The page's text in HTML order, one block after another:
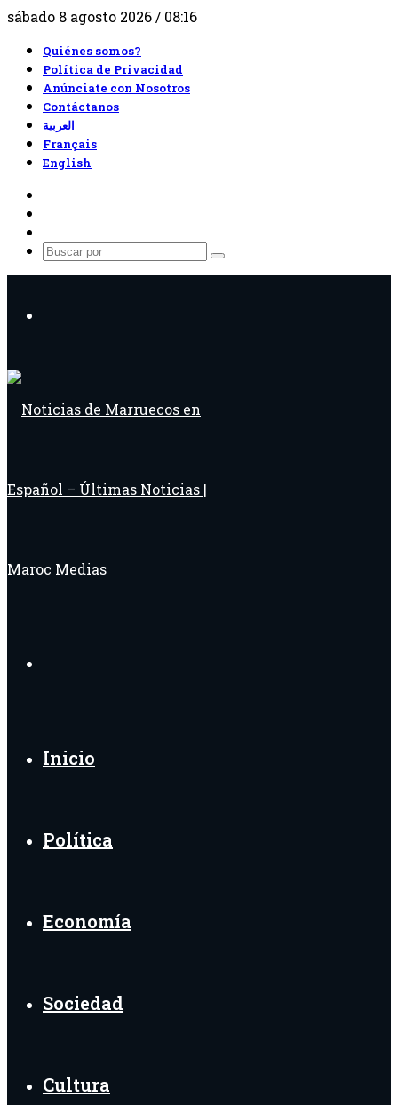
sábado 8 agosto 2026 / 08:16
Quiénes somos?
Política de Privacidad
Anúnciate con Nosotros
Contáctanos
العربية
Français
English
Buscar
por
Inicio
Política
Economía
Sociedad
Cultura